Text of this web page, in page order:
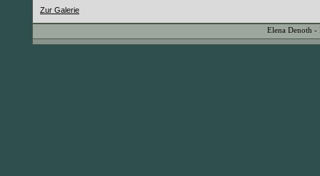
Zur Galerie
Elena Denoth -